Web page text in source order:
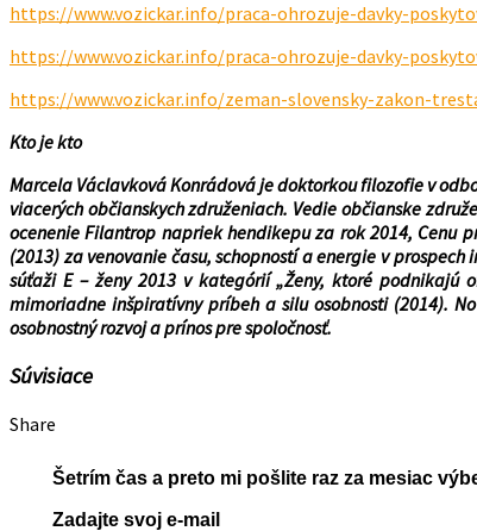
https://www.vozickar.info/praca-ohrozuje-davky-
https://www.vozickar.info/praca-ohrozuje-davky-
https://www.vozickar.info/zeman-slovensky-zakon-
Kto je kto
Marcela Václavková Konrádová je doktorkou filozofie v
viacerých občianskych združeniach. Vedie občianske
ocenenie Filantrop napriek hendikepu za rok 2014, Cenu
(2013) za venovanie času, schopností a energie v
súťaži E – ženy 2013 v kategórií „Ženy, ktoré podnikajú
mimoriadne inšpiratívny príbeh a silu osobnosti (2014).
osobnostný rozvoj a prínos pre spoločnosť.
Súvisiace
Share
Šetrím čas a preto mi pošlite raz za mesiac
Zadajte svoj e-mail